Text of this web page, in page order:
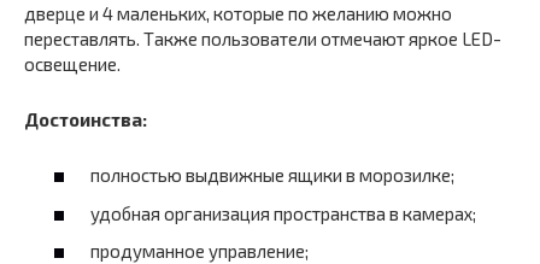
дверце и 4 маленьких, которые по желанию можно
переставлять. Также пользователи отмечают яркое LED-
освещение.
Достоинства:
полностью выдвижные ящики в морозилке;
удобная организация пространства в камерах;
продуманное управление;